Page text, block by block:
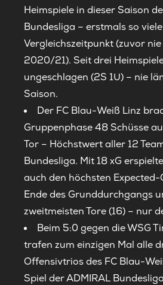
Heimspiele in dieser Saison
Bundesliga – erstmals so
Vergleichszeitpunkt (zuvor
2020/21). Seit drei
ungeschlagen (2S 1U) – nie
Saison.
Der FC Blau-Weiß Linz
Gruppenphase 48 Schüsse
Tor – Höchstwert aller 12
Bundesliga. Mit 18 xG
auch den höchsten
Ende des Grunddurchgangs
zweitmeisten Tore (16) – nur
Beim 5:0 gegen die WSG
trafen zum einzigen Mal alle
Offensivtrios des FC Blau-
Spiel der ADMIRAL